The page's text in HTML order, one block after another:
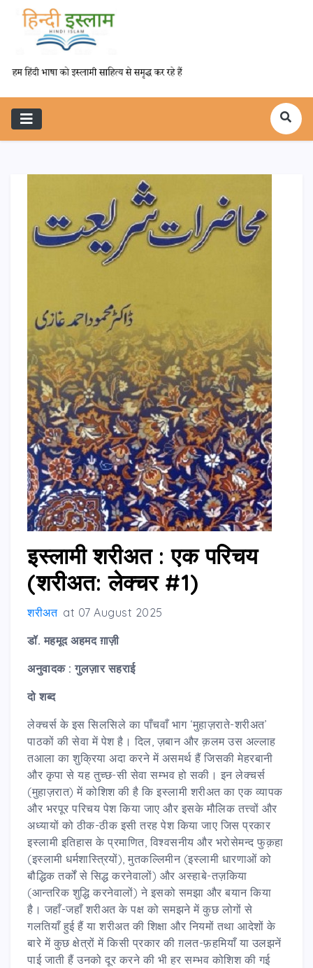
इस्लामी शरीअत : एक परिचय
(शरीअत: लेक्चर #1)
शरीअत at 07 August 2025
डॉ. महमूद अहमद ग़ाज़ी
अनुवादक : गुलज़ार सहराई
दो शब्द
लेक्चर्स के इस सिलसिले का पाँचवाँ भाग ‘मुहाज़राते-शरीअत’
पाठकों की सेवा में पेश है। दिल, ज़बान और क़लम उस अल्लाह
तआला का शुक्रिया अदा करने में असमर्थ हैं जिसकी मेहरबानी
और कृपा से यह तुच्छ-सी सेवा सम्भव हो सकी। इन लेक्चर्स
(मुहाज़रात) में कोशिश की है कि इस्लामी शरीअत का एक व्यापक
और भरपूर परिचय पेश किया जाए और इसके मौलिक तत्त्वों और
अध्यायों को ठीक-ठीक इसी तरह पेश किया जाए जिस प्रकार
इस्लामी इतिहास के प्रमाणित, विश्वसनीय और भरोसेमन्द फुक़हा
(इस्लामी धर्मशास्त्रियों), मुतकल्लिमीन (इस्लामी धारणाओं को
बौद्धिक तर्कों से सिद्ध करनेवालों) और अस्हाबे-तज़किया
(आन्तरिक शुद्धि करनेवालों) ने इसको समझा और बयान किया
है। जहाँ-जहाँ शरीअत के पक्ष को समझने में कुछ लोगों से
गलतियाँ हुई हैं या शरीअत की शिक्षा और नियमों तथा आदेशों के
बारे में कुछ क्षेत्रों में किसी प्रकार की ग़लत-फ़हमियाँ या उलझनें
पाई जाती हैं उनको दूर करने की भी हर सम्भव कोशिश की गई